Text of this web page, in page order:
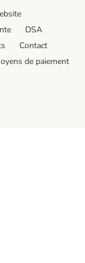
DSA
Contact
de paiement